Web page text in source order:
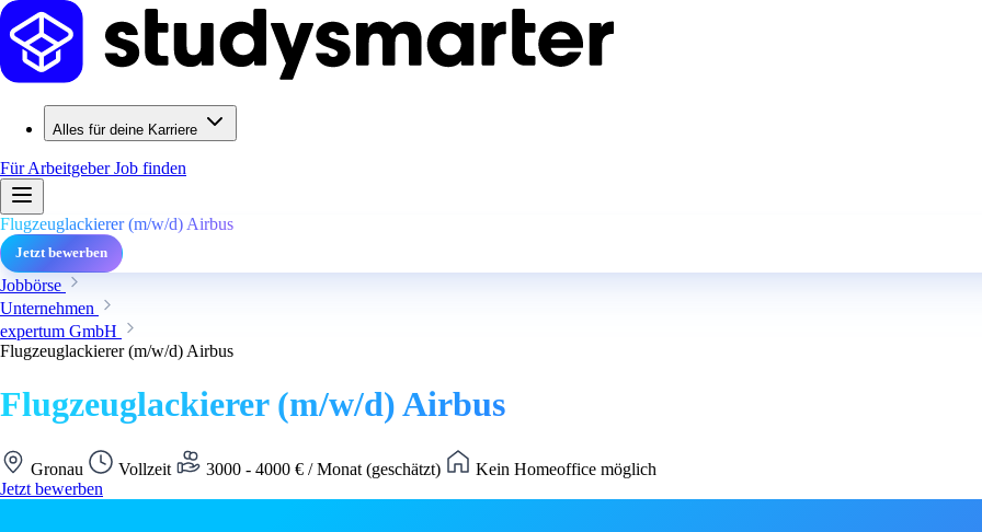
Alles für deine Karriere
Für ArbeitgeberJob finden
Flugzeuglackierer (m/w/d) Airbus
Jetzt bewerben
Jobbörse
Unternehmen
expertum GmbH
Flugzeuglackierer (m/w/d) Airbus
Flugzeuglackierer (m/w/d) Airbus
Gronau Vollzeit 3000 - 4000 € / Monat (geschätzt)
Kein Homeoffice möglich
Jetzt bewerben